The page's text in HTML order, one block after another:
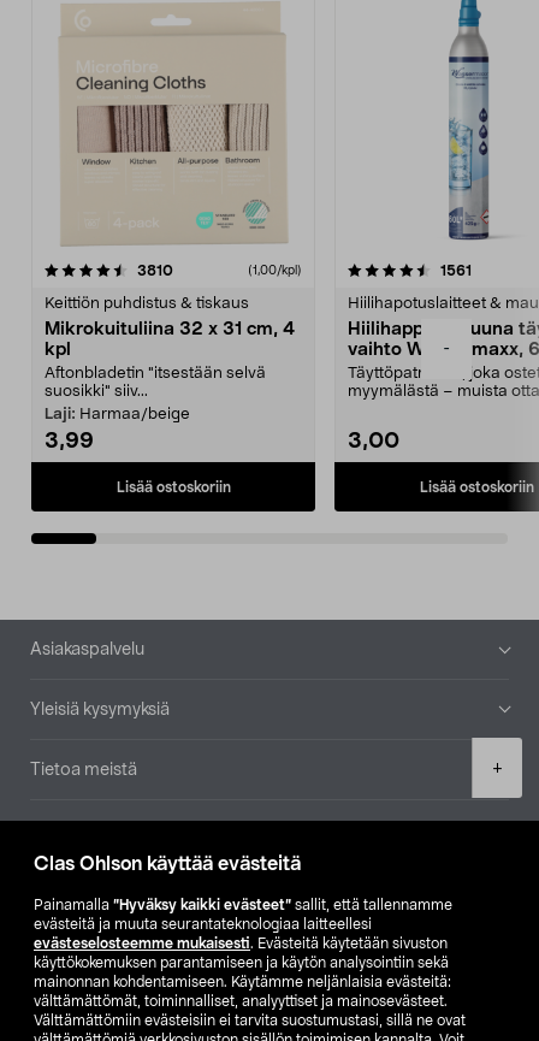
Clas Ohlson käyttää evästeitä
Painamalla ”Hyväksy kaikki evästeet” sallit, että tallennamme
evästeitä ja muuta seurantateknologiaa laitteellesi
evästeselosteemme mukaisesti. Evästeitä käytetään sivuston
käyttökokemuksen parantamiseen ja käytön analysointiin sekä
mainonnan kohdentamiseen. Käytämme neljänlaisia evästeitä:
välttämättömät, toiminnalliset, analyyttiset ja mainosevästeet.
Välttämättömiin evästeisiin ei tarvita suostumustasi, sillä ne ovat
-
+
3810arvostelut (1,00/kpl)
Keittiön puhdistus & tiskaus
Mikrokuituliina 32 x 31 cm, 4
kpl
Aftonbladetin "itsestään selvä
suosikki" siiv...
Laji: Harmaa/beige
3,99
Lisää ostoskoriin
4.5viidestä
1561
Hiilihapotuslaitteet &
Hiilihappopatruuna
vaihto Wassermaxx,
Täyttöpatruuna, joka
myymälästä – muista
3,00
Lisää ostoskoriin
4.5viidestä
Alatunniste
Asiakaspalvelu
Yleisiä kysymyksiä
Tietoa meistä
Etsi myymälä
SE NO FI